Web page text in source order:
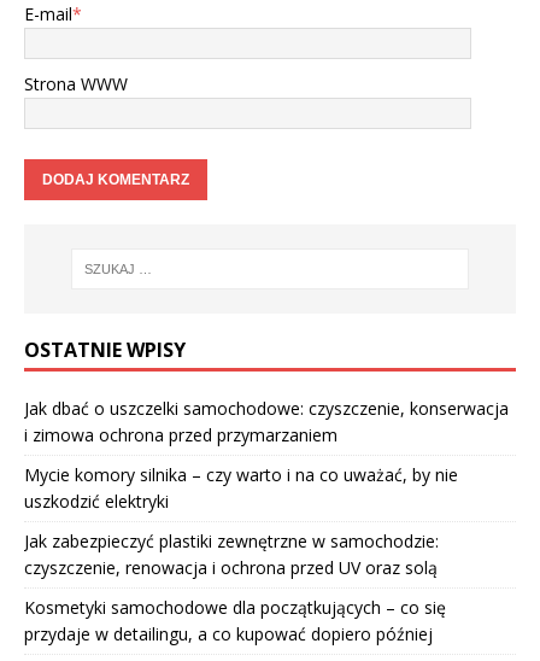
E-mail*
Strona WWW
OSTATNIE WPISY
Jak dbać o uszczelki samochodowe: czyszczenie, konserwacja
i zimowa ochrona przed przymarzaniem
Mycie komory silnika – czy warto i na co uważać, by nie
uszkodzić elektryki
Jak zabezpieczyć plastiki zewnętrzne w samochodzie:
czyszczenie, renowacja i ochrona przed UV oraz solą
Kosmetyki samochodowe dla początkujących – co się
przydaje w detailingu, a co kupować dopiero później